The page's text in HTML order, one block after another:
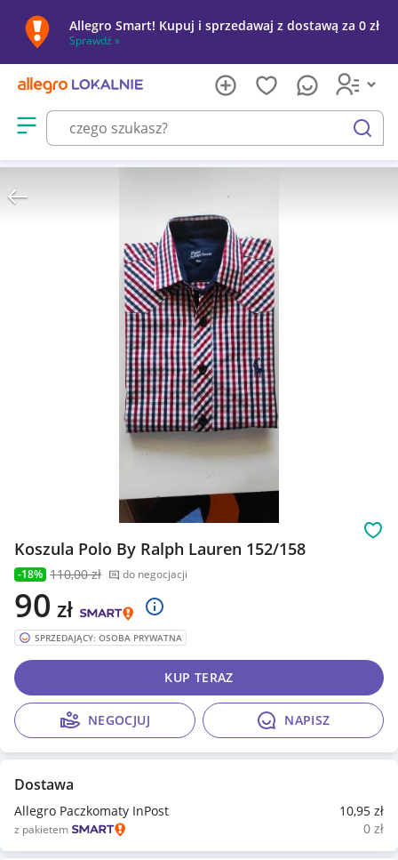
Allegro Smart! Kupuj i sprzedawaj z dostawą za 0 zł
Sprawdź »
Otwórz menu z kategoriami
szukaj
Koszula Polo By Ralph Lauren 152/158
-18% 110,00 zł do negocjacji
90 zł
SPRZEDAJĄCY: OSOBA PRYWATNA
NEGOCJUJ NAPISZ
KUP TERAZ
Dostawa
Allegro Paczkomaty InPost 10,95 zł
z pakietem 0 zł